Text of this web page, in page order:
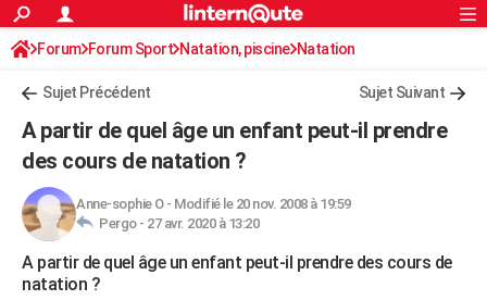
ACTUALITÉS
Politique
Société
Faits Divers
Education
Monde
Villes
+
Programme TV
TNTStreaming
Cinéma
Sorties cinéma
Musique
FINANCE
Retraite
Impôts
Epargne
Immobilier
Risques naturels par ville
Banque
Assurance
Crédit
AUTO
Essais
Réserver un essai
Citadines
Berlines
SUV
Forum auto
HIGH-TECH
Mobiles
Meilleur smartphone
Internet
Ordinateurs
Jeux vidéo
Guide high-tech
+BRICOLAGE
S'inscrire
Connexion
Forum Forum Sport Natation, piscine Natation
Sujet Précédent Sujet Suivant
A partir de quel âge un enfant peut-il prendre
des cours de natation ?
Anne-sophie O- Modifié le 20 nov. 2008 à 19:59
Pergo - 27 avr. 2020 à 13:20
A partir de quel âge un enfant peut-il prendre des cours de
natation ?